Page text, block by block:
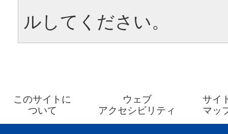
ルしてください。
このサイトに
ついて
ウェブ
アクセシビリティ
サイ
マッ